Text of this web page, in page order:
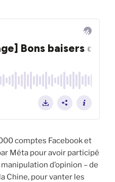
comptes Facebook et
Méta pour avoir participé
d’opinion – de
Chine, pour vanter les